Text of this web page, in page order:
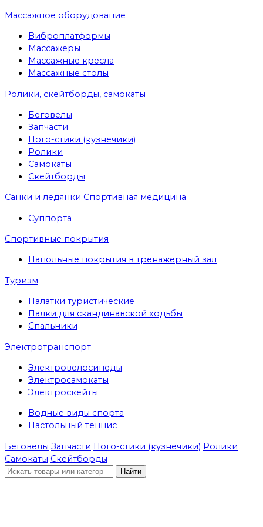
Массажное оборудование
Виброплатформы
Массажеры
Массажные кресла
Массажные столы
Ролики, скейтборды, самокаты
Беговелы
Запчасти
Пого-стики (кузнечики)
Ролики
Самокаты
Скейтборды
Санки и ледянки Спортивная медицина
Суппорта
Спортивные покрытия
Напольные покрытия в тренажерный зал
Туризм
Палатки туристические
Палки для скандинавской ходьбы
Спальники
Электротранспорт
Электровелосипеды
Электросамокаты
Электроскейты
Водные виды спорта
Настольный теннис
Беговелы Запчасти Пого-стики (кузнечики) Ролики
Самокаты Скейтборды
Найти